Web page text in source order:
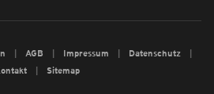
AGB Impressum
Datenschutz
Sitemap